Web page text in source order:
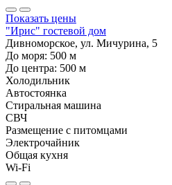
Показать цены
"Ирис" гостевой дом
Дивноморское, ул. Мичурина, 5
До моря: 500 м
До центра: 500 м
Холодильник
Автостоянка
Стиральная машина
СВЧ
Размещение с питомцами
Электрочайник
Общая кухня
Wi-Fi